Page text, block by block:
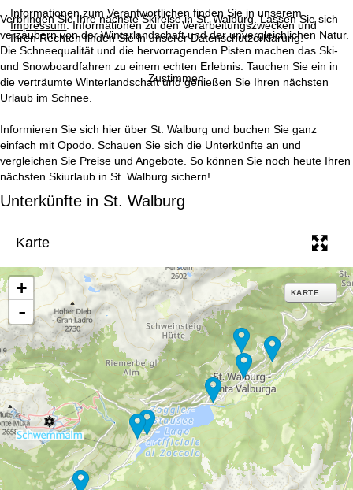
Informationen zum Verantwortlichen finden Sie in unserem
Impressum. Informationen zu den Verarbeitungszwecken und
Ihren Rechten finden Sie in unsererDatenschutzerklärung.
Zustimmen
r
t
s
i
t
Verbringen Sie Ihre nächste Skireise in St. Walburg. Lassen Sie sich
verzaubern von der Winterlandschaft und der unvergleichlichen Natur.
Die Schneequalität und die hervorragenden Pisten machen das Ski-
und Snowboardfahren zu einem echten Erlebnis. Tauchen Sie ein in
die verträumte Winterlandschaft und genießen Sie Ihren nächsten
Urlaub im Schnee.
Informieren Sie sich hier über St. Walburg und buchen Sie ganz
einfach mit Opodo. Schauen Sie sich die Unterkünfte an und
vergleichen Sie Preise und Angebote. So können Sie noch heute Ihren
nächsten Skiurlaub in St. Walburg sichern!
Unterkünfte in St. Walburg
Karte
+
-
KARTE